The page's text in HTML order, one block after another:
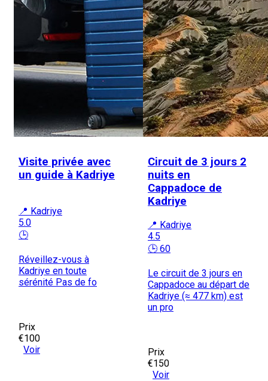
Visite privée avec
un guide à Kadriye
📍 Kadriye
5.0
🕒
Réveillez-vous à
Kadriye en toute
sérénité Pas de fo
Prix
€100
Voir
Circuit de 3 jours 2
nuits en
Cappadoce de
Kadriye
📍 Kadriye
4.5
🕒 60
Le circuit de 3 jours en
Cappadoce au départ de
Kadriye (≈ 477 km) est
un pro
Prix
€150
Voir